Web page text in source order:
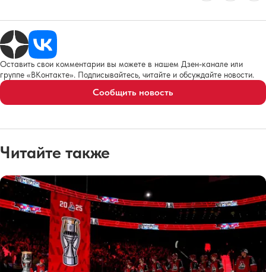
Оставить свои комментарии вы можете в нашем Дзен-канале или
группе «ВКонтакте». Подписывайтесь, читайте и обсуждайте новости.
Сообщить новость
Читайте также